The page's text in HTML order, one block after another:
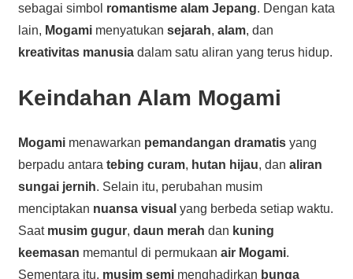
sebagai simbol romantisme alam Jepang. Dengan kata
lain, Mogamimenyatukan sejarah, alam, dan
kreativitas manusiadalam satu aliran yang terus hidup.
Keindahan Alam Mogami
Mogamimenawarkan pemandangan dramatisyang
berpadu antara tebing curam, hutan hijau, dan aliran
sungai jernih. Selain itu, perubahan musim
menciptakan nuansa visual yang berbeda setiap waktu.
Saat musim gugur, daun merah dan kuning
keemasan memantul di permukaan air Mogami.
Sementara itu, musim semimenghadirkan bunga